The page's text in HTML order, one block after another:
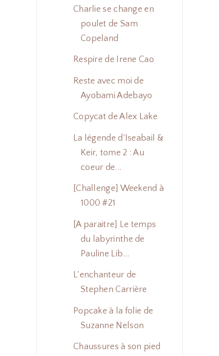
Charlie se change en
poulet de Sam
Copeland
Respire de Irene Cao
Reste avec moi de
Ayobami Adebayo
Copycat de Alex Lake
La légende d'Iseabail &
Keir, tome 2 : Au
coeur de...
[Challenge] Weekend à
1000 #21
[A paraitre] Le temps
du labyrinthe de
Pauline Lib...
L'enchanteur de
Stephen Carrière
Popcake à la folie de
Suzanne Nelson
Chaussures à son pied